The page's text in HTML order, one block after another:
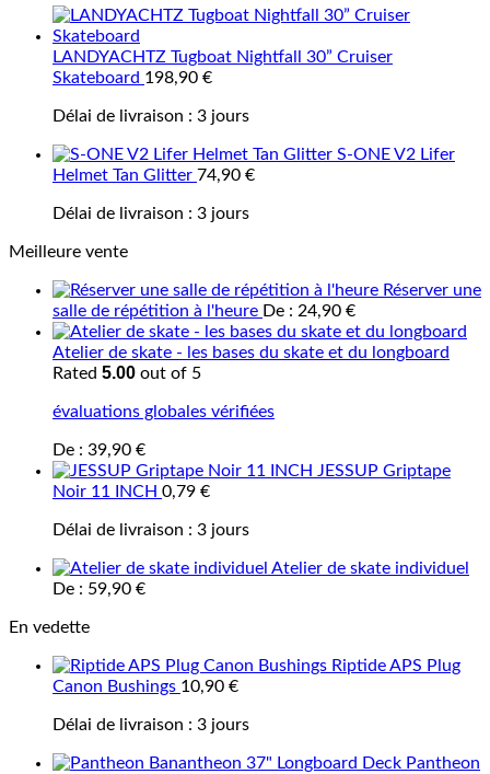
LANDYACHTZ Tugboat Nightfall 30” Cruiser
Skateboard 198,90 €
Délai de livraison : 3 jours
S-ONE V2 Lifer
Helmet Tan Glitter 74,90 €
Délai de livraison : 3 jours
Meilleure vente
Réserver une
salle de répétition à l'heure De : 24,90 €
Atelier de skate - les bases du skate et du longboard
Rated 5.00 out of 5
évaluations globales vérifiées
De : 39,90 €
JESSUP Griptape
Noir 11 INCH 0,79 €
Délai de livraison : 3 jours
Atelier de skate individuel
De : 59,90 €
En vedette
Riptide APS Plug
Canon Bushings 10,90 €
Délai de livraison : 3 jours
Pantheon